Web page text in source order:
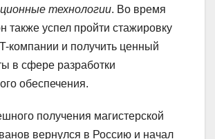
технологии. Во время
также успел пройти стажировку
компании и получить ценный
в сфере разработки
обеспечения.
получения магистерской
вернулся в Россию и начал